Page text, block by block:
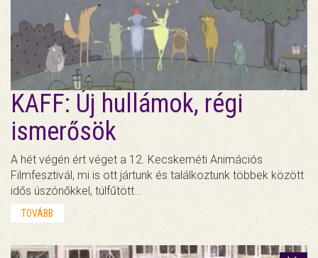
KAFF: Új hullámok, régi
ismerősök
A hét végén ért véget a 12. Kecskeméti Animációs
Filmfesztivál, mi is ott jártunk és találkoztunk többek között
idős úszónőkkel, túlfűtött…
TOVÁBB